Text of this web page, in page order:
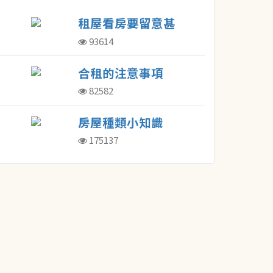
租屋看房要留意甚
麼?93614
合租的注意事項
82582
房屋種類小知識
175137